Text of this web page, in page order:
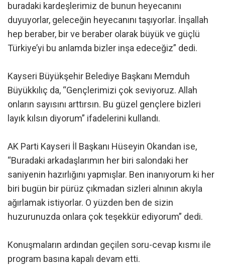
buradaki kardeşlerimiz de bunun heyecanını
duyuyorlar, geleceğin heyecanını taşıyorlar. İnşallah
hep beraber, bir ve beraber olarak büyük ve güçlü
Türkiye’yi bu anlamda bizler inşa edeceğiz” dedi.
Kayseri Büyükşehir Belediye Başkanı Memduh
Büyükkılıç da, “Gençlerimizi çok seviyoruz. Allah
onların sayısını arttırsın. Bu güzel gençlere bizleri
layık kılsın diyorum” ifadelerini kullandı.
AK Parti Kayseri İl Başkanı Hüseyin Okandan ise,
“Buradaki arkadaşlarımın her biri salondaki her
saniyenin hazırlığını yapmışlar. Ben inanıyorum ki her
biri bugün bir pürüz çıkmadan sizleri alnının akıyla
ağırlamak istiyorlar. O yüzden ben de sizin
huzurunuzda onlara çok teşekkür ediyorum” dedi.
Konuşmaların ardından geçilen soru-cevap kısmı ile
program basına kapalı devam etti.